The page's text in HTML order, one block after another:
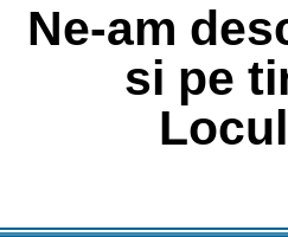
Ne-am
si pe